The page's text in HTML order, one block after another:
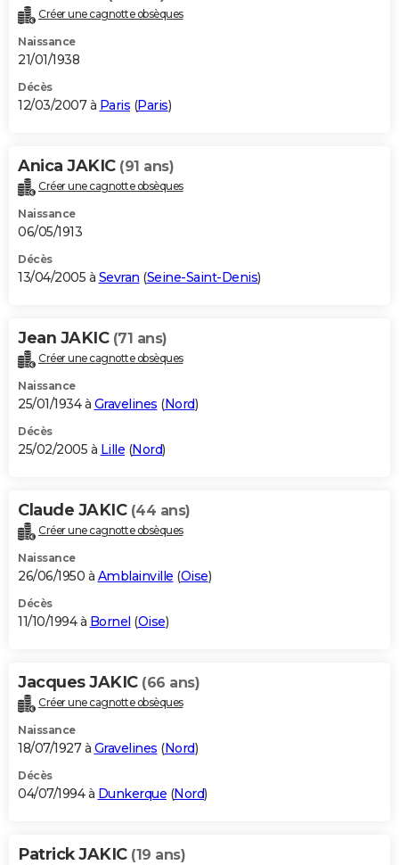
Créer une cagnotte obsèques
Naissance
21/01/1938
Décès
12/03/2007 à Paris (Paris)
Anica JAKIC (91 ans)
Créer une cagnotte obsèques
Naissance
06/05/1913
Décès
13/04/2005 à Sevran (Seine-Saint-Denis)
Jean JAKIC (71 ans)
Créer une cagnotte obsèques
Naissance
25/01/1934 à Gravelines (Nord)
Décès
25/02/2005 à Lille (Nord)
Claude JAKIC (44 ans)
Créer une cagnotte obsèques
Naissance
26/06/1950 à Amblainville (Oise)
Décès
11/10/1994 à Bornel (Oise)
Jacques JAKIC (66 ans)
Créer une cagnotte obsèques
Naissance
18/07/1927 à Gravelines (Nord)
Décès
04/07/1994 à Dunkerque (Nord)
Patrick JAKIC (19 ans)